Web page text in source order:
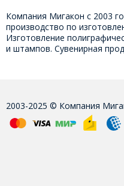
Компания Мигакон с 2003
производство по
Изготовление
и штампов. Сувенирная
2003-2025 © Компания